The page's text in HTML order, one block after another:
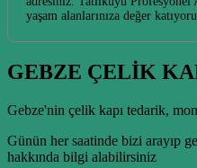
yaşam alanlarınıza değer
GEBZE ÇELİK
Gebze'nin çelik kapı tedarik,
Günün her saatinde bizi arayıp
hakkında bilgi alabilirsiniz